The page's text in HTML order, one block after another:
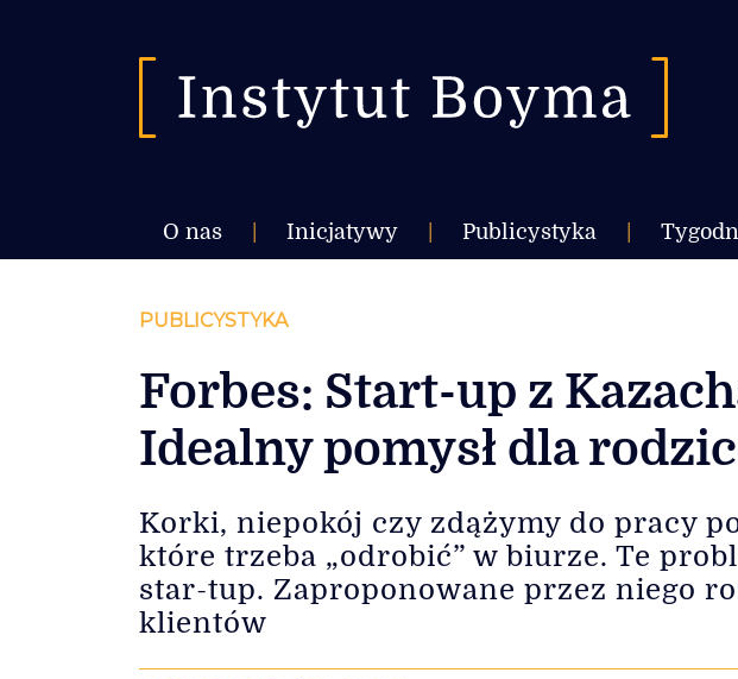
O nas Inicjatywy Publicystyka
PUBLICYSTYKA
Forbes: Start-up z
Idealny pomysł dla
Korki, niepokój czy zdążymy do pracy
które trzeba „odrobić” w biurze. Te
star-tup. Zaproponowane przez niego
klientów